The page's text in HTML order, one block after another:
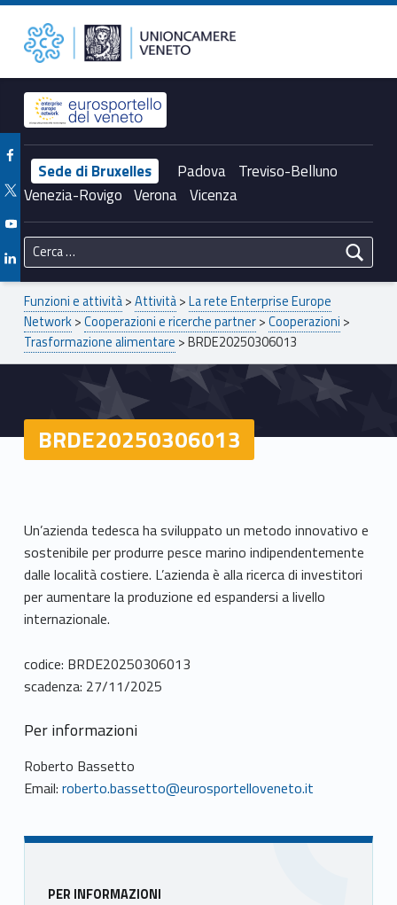
BRDE20250306013 – Unioncamere del Veneto Unioncamere del Veneto
Header info sidebar
Sede di Bruxelles Padova Treviso-Belluno
Venezia-Rovigo Verona Vicenza
Facebook Unioncamere Veneto
Twitter Unioncamere Veneto
Youtube Unioncamere Veneto
Linkedin Unioncamere Veneto
Ricerca per:
Breadcrumbs navigation
Funzioni e attività>Attività>La rete Enterprise Europe
Network>Cooperazioni e ricerche partner>Cooperazioni >
Trasformazione alimentare >BRDE20250306013
BRDE20250306013
Un’azienda tedesca ha sviluppato un metodo innovativo e
sostenibile per produrre pesce marino indipendentemente
dalle località costiere. L’azienda è alla ricerca di investitori
per aumentare la produzione ed espandersi a livello
internazionale.
codice: BRDE20250306013
scadenza: 27/11/2025
Per informazioni
Roberto Bassetto
Email: roberto.bassetto@eurosportelloveneto.it
Sidebar
PER INFORMAZIONI